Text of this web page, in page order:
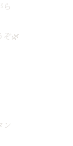
ら
ぞ🌿
ン